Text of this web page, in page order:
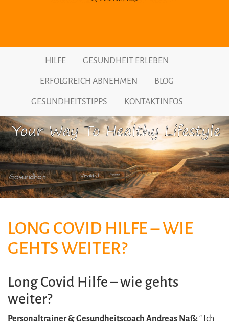
HILFE GESUNDHEIT ERLEBEN
ERFOLGREICH ABNEHMEN BLOG
GESUNDHEITSTIPPS KONTAKTINFOS
LONG COVID HILFE – WIE
GEHTS WEITER?
Long Covid Hilfe – wie gehts
weiter?
Personaltrainer & Gesundheitscoach Andreas Naß:“ Ich